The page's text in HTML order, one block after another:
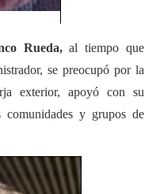
Rueda,al tiempo que
se preocupó por la
exterior, apoyó con su
comunidades y grupos de